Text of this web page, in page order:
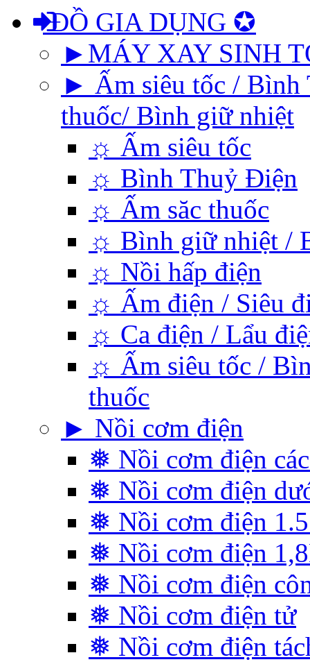
ĐỒ GIA DỤNG ✪
►MÁY XAY SINH
► Ấm siêu tốc / Bình
thuốc/ Bình giữ nhiệt
☼ Ấm siêu tốc
☼ Bình Thuỷ Điện
☼ Ấm săc thuốc
☼ Bình giữ nhiệt /
☼ Nồi hấp điện
☼ Ấm điện / Siêu
☼ Ca điện / Lẩu
☼ Ấm siêu tốc /
thuốc
► Nồi cơm điện
❅ Nồi cơm điện
❅ Nồi cơm điện
❅ Nồi cơm điện
❅ Nồi cơm điện
❅ Nồi cơm điện
❅ Nồi cơm điện tử
❅ Nồi cơm điện